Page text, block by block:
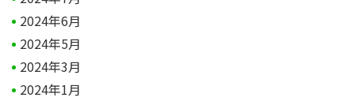
2024年6月
2024年5月
2024年3月
2024年1月